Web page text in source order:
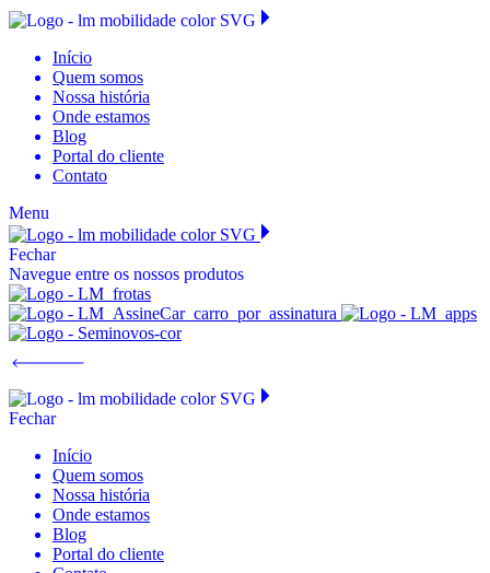
Início
Quem somos
Nossa história
Onde estamos
Blog
Portal do cliente
Contato
Menu
Fechar
Navegue entre os nossos produtos
Fechar
Início
Quem somos
Nossa história
Onde estamos
Blog
Portal do cliente